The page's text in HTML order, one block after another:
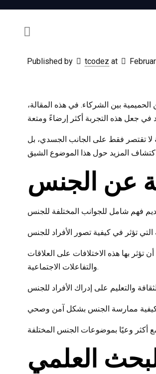
Published by tcodez at
بين الشركاء. في هذه المقالة،
لا تقتصر فقط على الجانب الجسدي، بل
عن الجنس
بها هذه الاختلافات على العلاقات
والتفاعلات الاجتماعية.
العلمي